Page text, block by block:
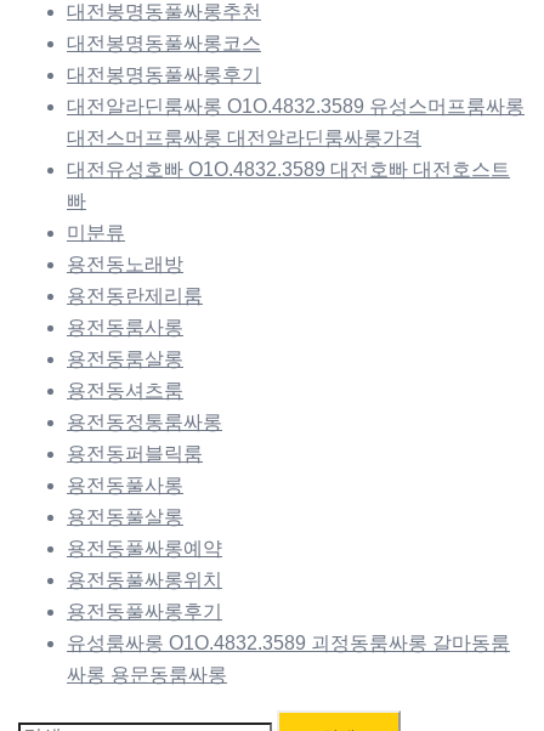
대전봉명동풀싸롱추천
대전봉명동풀싸롱코스
대전봉명동풀싸롱후기
대전알라딘룸싸롱 O1O.4832.3589 유성스머프룸싸롱
대전스머프룸싸롱 대전알라딘룸싸롱가격
대전유성호빠 O1O.4832.3589 대전호빠 대전호스트
빠
미분류
용전동노래방
용전동란제리룸
용전동룸사롱
용전동룸살롱
용전동셔츠룸
용전동정통룸싸롱
용전동퍼블릭룸
용전동풀사롱
용전동풀살롱
용전동풀싸롱예약
용전동풀싸롱위치
용전동풀싸롱후기
유성룸싸롱 O1O.4832.3589 괴정동룸싸롱 갈마동룸
싸롱 용문동룸싸롱